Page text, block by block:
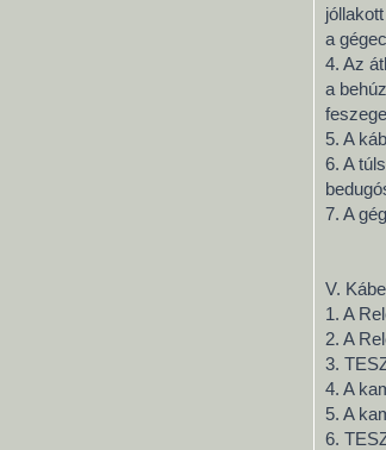
a
4. Az
a
5. A
6. A
7. A
V.
1. A
2. A
3.
4. A
5. A
6.